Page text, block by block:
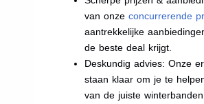
van onzeconcurrerende
aantrekkelijke
de beste deal krijgt.
Deskundig advies: Onze
staan klaar om je te
van de juiste